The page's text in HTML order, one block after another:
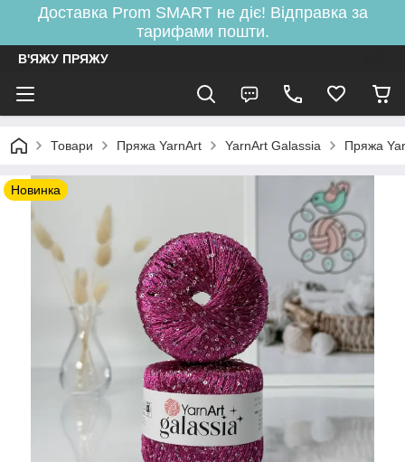
Доставка Prom SMART не діє! Відправка за
тарифами пошти.
В'ЯЖУ ПРЯЖУ
Товари Пряжа YarnArt YarnArt Galassia Пряжа
Новинка